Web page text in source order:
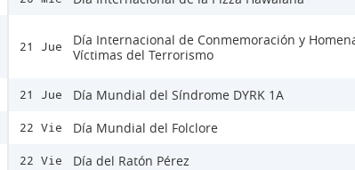
21 Jue
Día Internacional de Conmemoración y
Víctimas del Terrorismo
21 Jue Día Mundial del Síndrome DYRK 1A
22 Vie Día Mundial del Folclore
22 Vie Día del Ratón Pérez